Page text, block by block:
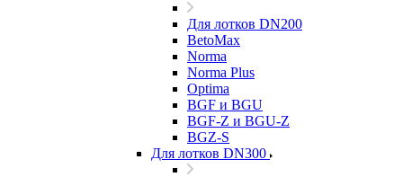
Для лотков DN200
BetoMax
Norma
Norma Plus
Optima
BGF и BGU
BGF-Z и BGU-Z
BGZ-S
Для лотков DN300